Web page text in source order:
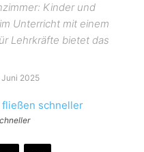
Kinder und
Unterricht mit einem
Lehrkräfte bietet das
Juni 2025